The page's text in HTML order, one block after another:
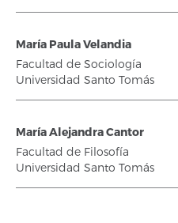
María Paula Velandia
Facultad de Sociología
Universidad Santo Tomás
María Alejandra Cantor
Facultad de Filosofía
Universidad Santo Tomás